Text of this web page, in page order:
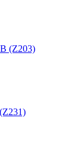
(Z203)